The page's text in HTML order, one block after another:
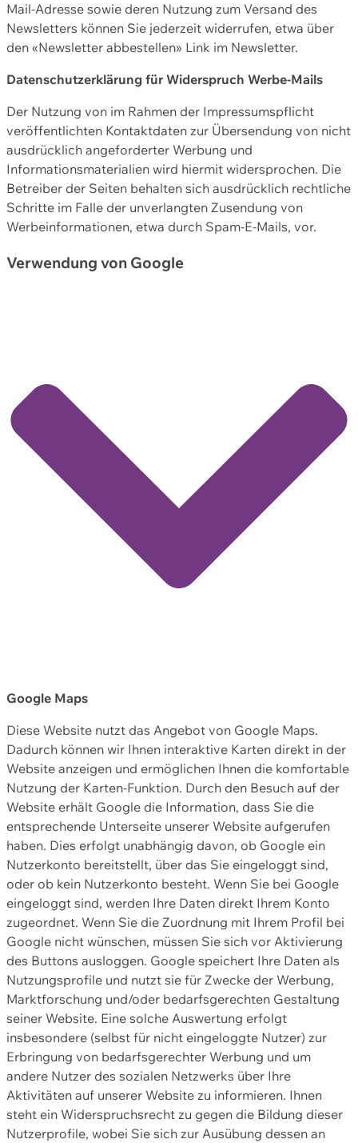
Mail-Adresse sowie deren Nutzung zum Versand des
Newsletters können Sie jederzeit widerrufen, etwa über
den «Newsletter abbestellen» Link im Newsletter.
Datenschutzerklärung für Widerspruch Werbe-Mails
Der Nutzung von im Rahmen der Impressumspflicht
veröffentlichten Kontaktdaten zur Übersendung von nicht
ausdrücklich angeforderter Werbung und
Informationsmaterialien wird hiermit widersprochen. Die
Betreiber der Seiten behalten sich ausdrücklich rechtliche
Schritte im Falle der unverlangten Zusendung von
Werbeinformationen, etwa durch Spam-E-Mails, vor.
Verwendung von Google
Google Maps
Diese Website nutzt das Angebot von Google Maps.
Dadurch können wir Ihnen interaktive Karten direkt in der
Website anzeigen und ermöglichen Ihnen die komfortable
Nutzung der Karten-Funktion. Durch den Besuch auf der
Website erhält Google die Information, dass Sie die
entsprechende Unterseite unserer Website aufgerufen
haben. Dies erfolgt unabhängig davon, ob Google ein
Nutzerkonto bereitstellt, über das Sie eingeloggt sind,
oder ob kein Nutzerkonto besteht. Wenn Sie bei Google
eingeloggt sind, werden Ihre Daten direkt Ihrem Konto
zugeordnet. Wenn Sie die Zuordnung mit Ihrem Profil bei
Google nicht wünschen, müssen Sie sich vor Aktivierung
des Buttons ausloggen. Google speichert Ihre Daten als
Nutzungsprofile und nutzt sie für Zwecke der Werbung,
Marktforschung und/oder bedarfsgerechten Gestaltung
seiner Website. Eine solche Auswertung erfolgt
insbesondere (selbst für nicht eingeloggte Nutzer) zur
Erbringung von bedarfsgerechter Werbung und um
andere Nutzer des sozialen Netzwerks über Ihre
Aktivitäten auf unserer Website zu informieren. Ihnen
steht ein Widerspruchsrecht zu gegen die Bildung dieser
Nutzerprofile, wobei Sie sich zur Ausübung dessen an